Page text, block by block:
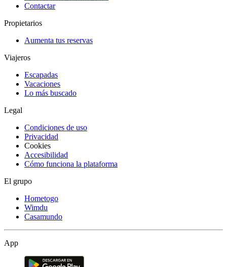
Contactar
Propietarios
Aumenta tus reservas
Viajeros
Escapadas
Vacaciones
Lo más buscado
Legal
Condiciones de uso
Privacidad
Cookies
Accesibilidad
Cómo funciona la plataforma
El grupo
Hometogo
Wimdu
Casamundo
App